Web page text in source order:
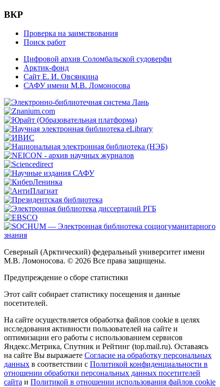
ВКР
Проверка на заимствования
Поиск работ
Цифровой архив Соломбальской судоверфи
Арктик-фонд
Сайт Е. И. Овсянкина
САФУ имени М.В. Ломоносова
Северный (Арктический) федеральный университет имени
М.В. Ломоносова. © 2026 Все права защищены.
Предупреждение о сборе статистики
Этот сайт собирает статистику посещения и данные
посетителей.
На сайте осуществляется обработка файлов cookie в целях
исследования активности пользователей на сайте и
оптимизации его работы с использованием сервисов
Яндекс.Метрика, Спутник и Рейтинг (top.mail.ru). Оставаясь
на сайте Вы выражаете Согласие на обработку персональных
данных в соответствии с Политикой конфиденциальности в
отношении обработки персональных данных посетителей
сайта и Политикой в отношении использования файлов cookie